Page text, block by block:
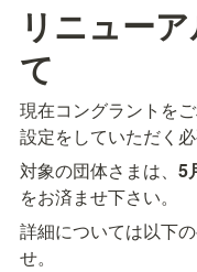
リニュー
て
現在コングラントを
設定をしていただく必
対象の団体さまは、 5
をお済ませ下さい。
詳細については以下
せ。